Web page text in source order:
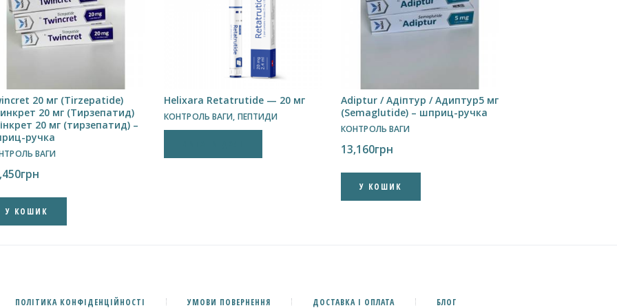
20 мг (Tirzepatide)
20 мг (Тирзепатид)
20 мг (тирзепатид) –
ручка
ВАГИ
грн
У КОШИК
Helixara Retatrutide — 20 мг
КОНТРОЛЬ ВАГИ, ПЕПТИДИ
Adiptur / Адіптур / Адиптур5 мг
(Semaglutide) – шприц-ручка
КОНТРОЛЬ ВАГИ
13,160грн
У КОШИК
ПОЛІТИКА КОНФІДЕНЦІЙНОСТІ УМОВИ ПОВЕРНЕННЯ ДОСТАВКА І ОПЛАТА БЛОГ